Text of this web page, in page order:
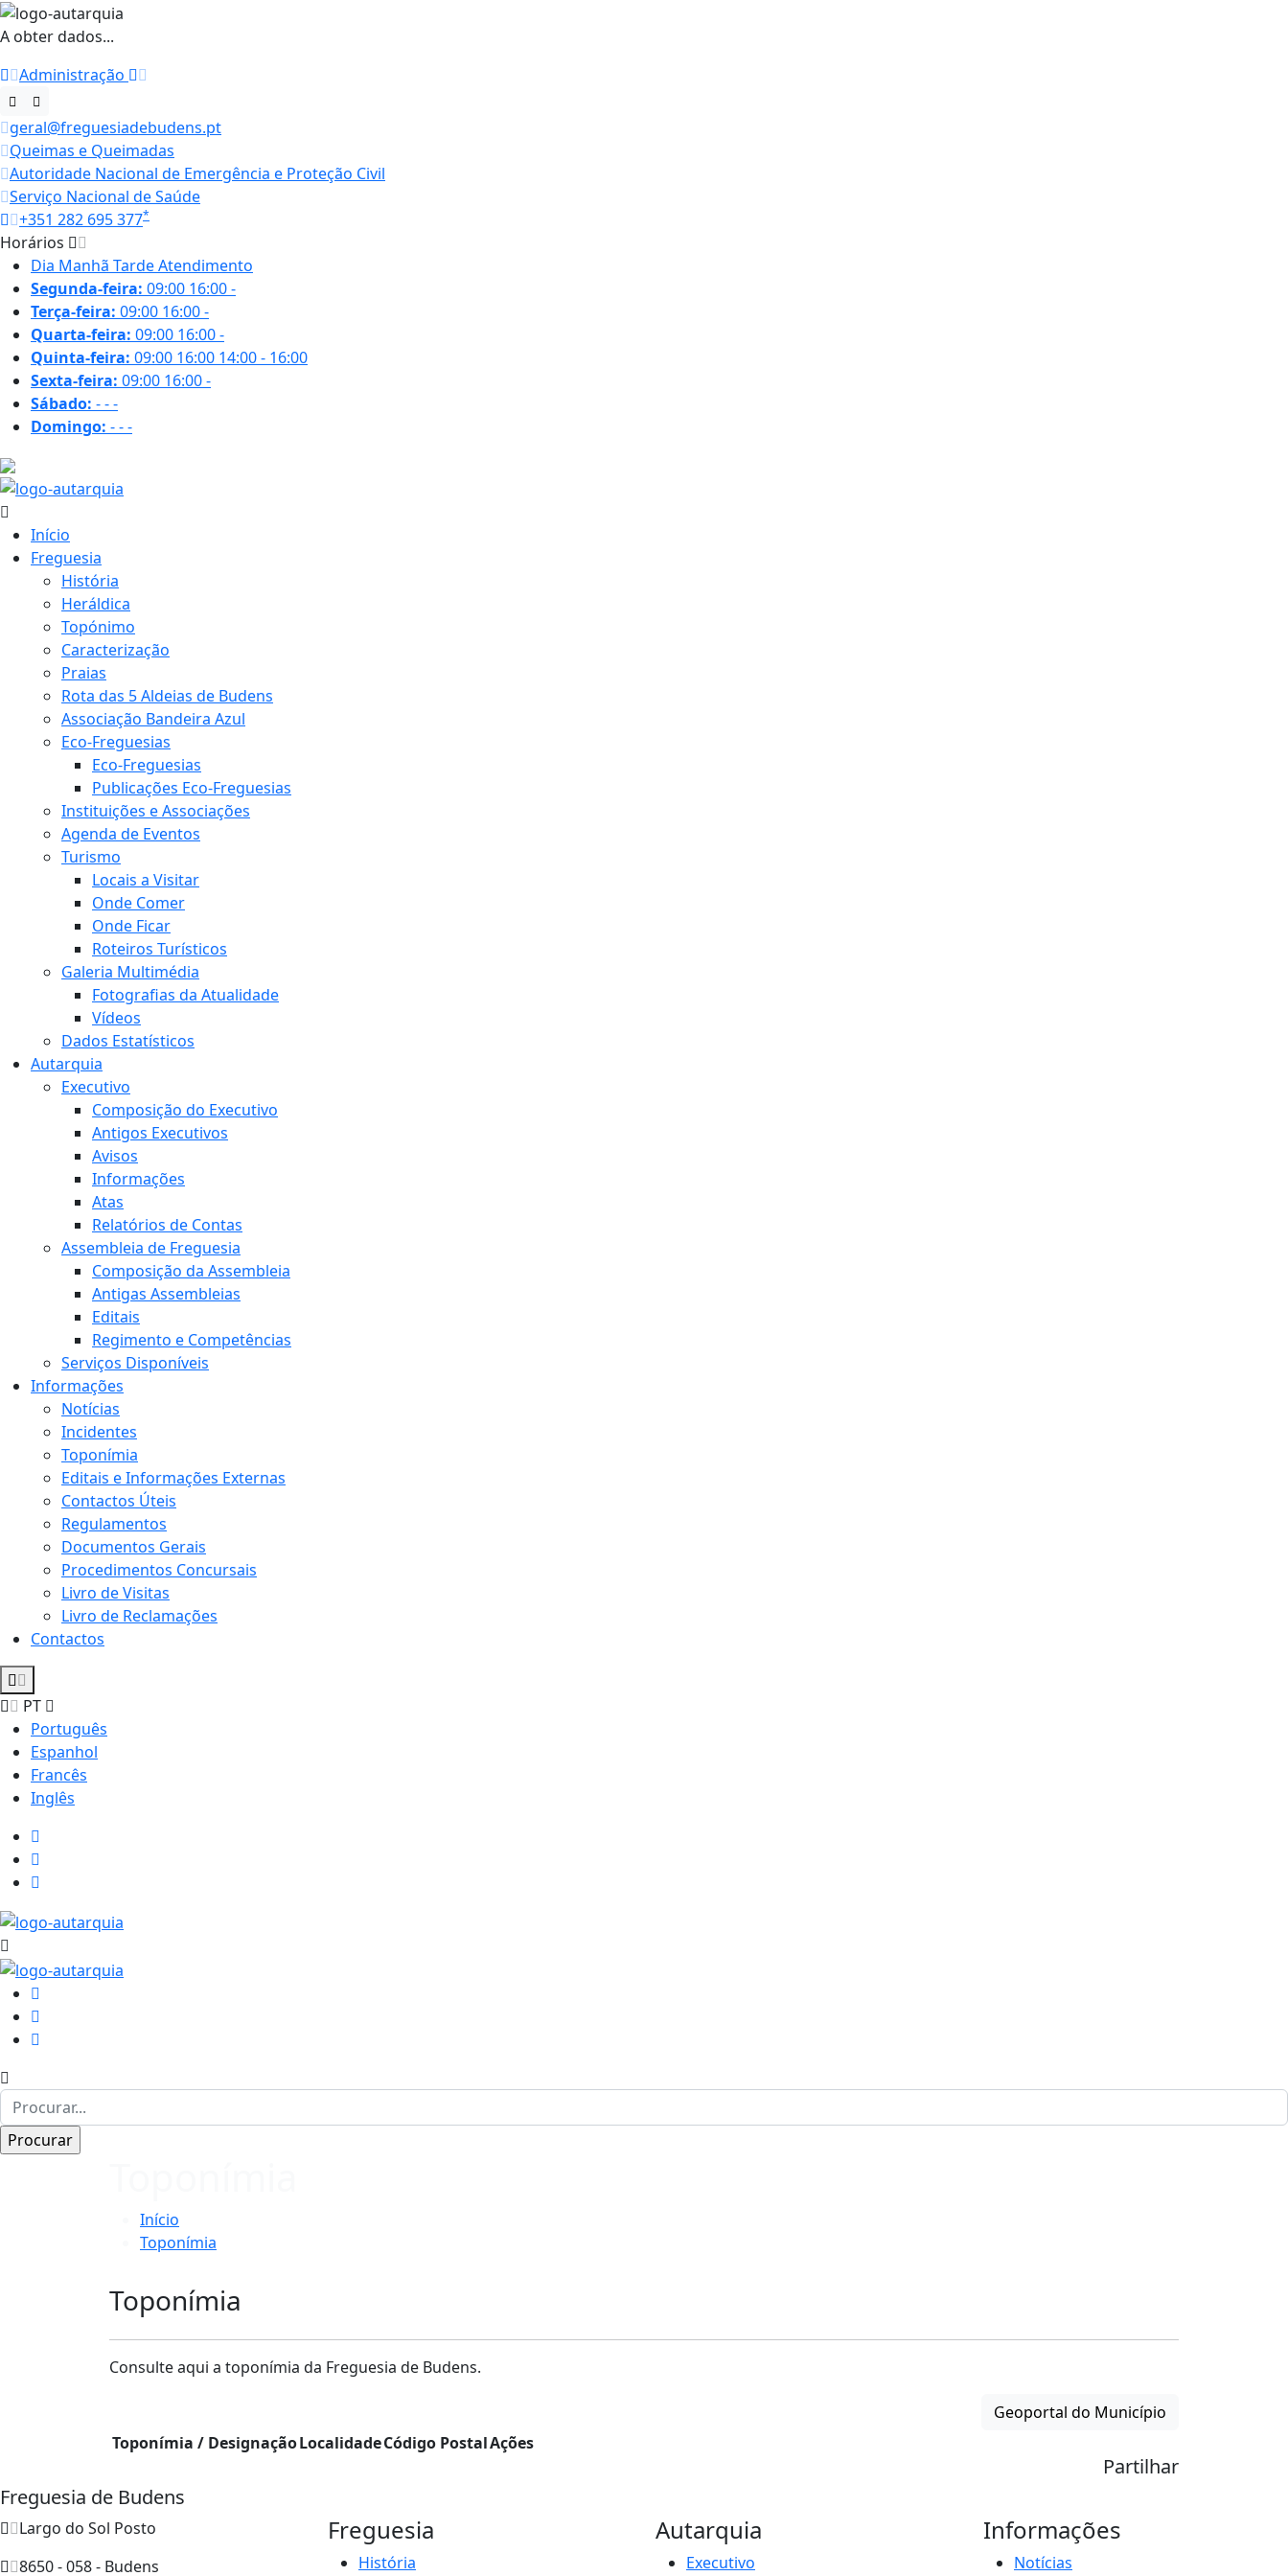
A obter dados...
Administração
geral@freguesiadebudens.pt
Queimas e Queimadas
Autoridade Nacional de Emergência e Proteção Civil
Serviço Nacional de Saúde
+351 282 695 377*
Horários
Dia Manhã TardeAtendimento
Segunda-feira: 09:00 16:00-
Terça-feira: 09:00 16:00-
Quarta-feira: 09:00 16:00-
Quinta-feira: 09:00 16:00 14:00 - 16:00
Sexta-feira: 09:00 16:00-
Sábado: ---
Domingo: ---
Início
Freguesia
História
Heráldica
Topónimo
Caracterização
Praias
Rota das 5 Aldeias de Budens
Associação Bandeira Azul
Eco-Freguesias
Eco-Freguesias
Publicações Eco-Freguesias
Instituições e Associações
Agenda de Eventos
Turismo
Locais a Visitar
Onde Comer
Onde Ficar
Roteiros Turísticos
Galeria Multimédia
Fotografias da Atualidade
Vídeos
Dados Estatísticos
Autarquia
Executivo
Composição do Executivo
Antigos Executivos
Avisos
Informações
Atas
Relatórios de Contas
Assembleia de Freguesia
Composição da Assembleia
Antigas Assembleias
Editais
Regimento e Competências
Serviços Disponíveis
Informações
Notícias
Incidentes
Toponímia
Editais e Informações Externas
Contactos Úteis
Regulamentos
Documentos Gerais
Procedimentos Concursais
Livro de Visitas
Livro de Reclamações
Contactos
PT
Português
Espanhol
Francês
Inglês
Início
Toponímia
Toponímia
Consulte aqui a toponímia da Freguesia de Budens.
Geoportal do Município
Toponímia / DesignaçãoLocalidadeCódigo PostalAções
Partilhar
Freguesia de Budens
Largo do Sol Posto
8650 - 058 - Budens
Freguesia
História
Autarquia
Executivo
Informações
Notícias